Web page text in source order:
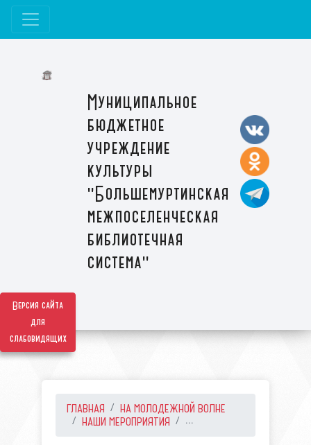
Версия сайта
для
слабовидящих
Муниципальное
бюджетное
учреждение
культуры
"Большемуртинская
межпоселенческая
библиотечная
система"
ГЛАВНАЯ
НА МОЛОДЕЖНОЙ ВОЛНЕ
НАШИ МЕРОПРИЯТИЯ
...